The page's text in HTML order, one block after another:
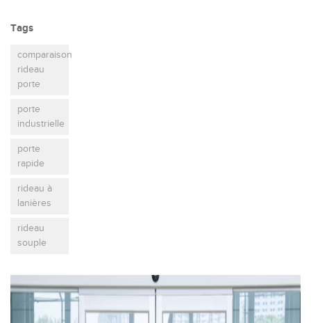
Tags
comparaison
rideau
porte
porte
industrielle
porte
rapide
rideau à
lanières
rideau
souple